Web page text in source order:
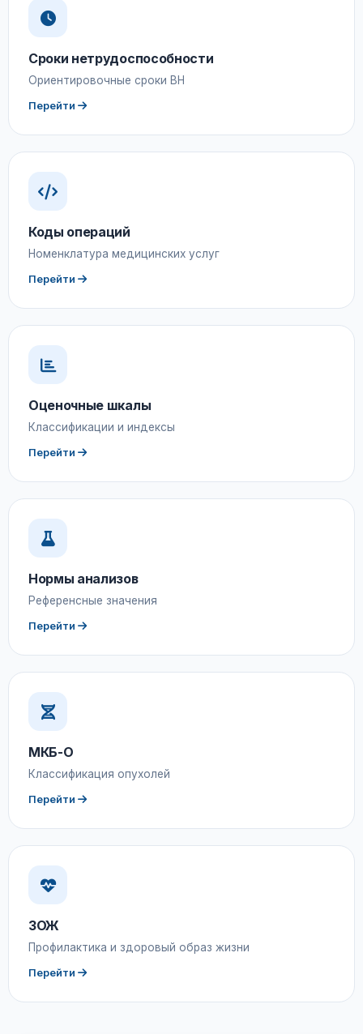
Сроки нетрудоспособности
Ориентировочные сроки ВН
Перейти
Коды операций
Номенклатура медицинских услуг
Перейти
Оценочные шкалы
Классификации и индексы
Перейти
Нормы анализов
Референсные значения
Перейти
МКБ-О
Классификация опухолей
Перейти
ЗОЖ
Профилактика и здоровый образ жизни
Перейти